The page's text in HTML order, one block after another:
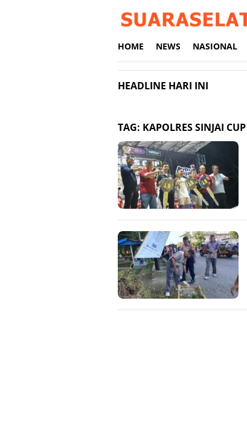
HOME NEWS NASIONAL
HEADLINE HARI INI
TAG: KAPOLRES SINJAI CUP